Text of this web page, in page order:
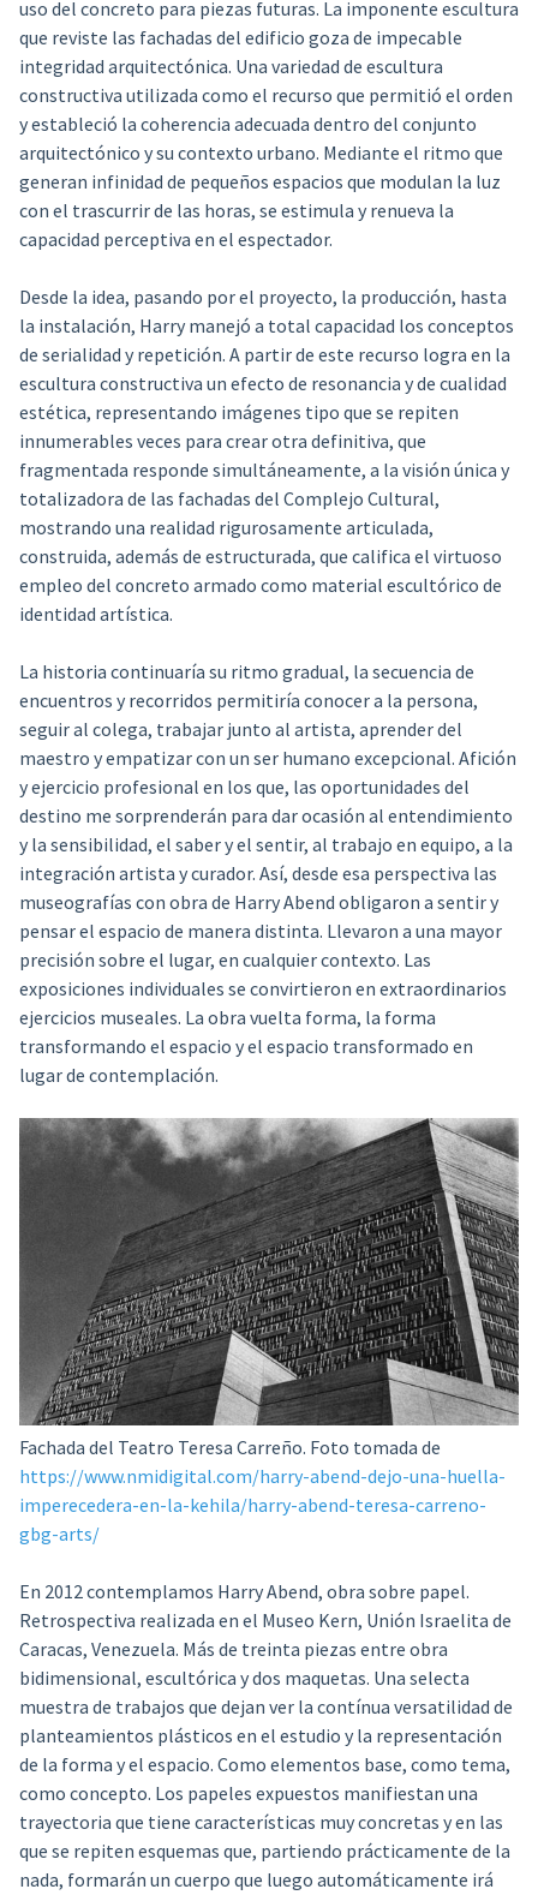
uso del concreto para piezas futuras. La imponente escultura
que reviste las fachadas del edificio goza de impecable
integridad arquitectónica. Una variedad de escultura
constructiva utilizada como el recurso que permitió el orden
y estableció la coherencia adecuada dentro del conjunto
arquitectónico y su contexto urbano. Mediante el ritmo que
generan infinidad de pequeños espacios que modulan la luz
con el trascurrir de las horas, se estimula y renueva la
capacidad perceptiva en el espectador.
Desde la idea, pasando por el proyecto, la producción, hasta
la instalación, Harry manejó a total capacidad los conceptos
de serialidad y repetición. A partir de este recurso logra en la
escultura constructiva un efecto de resonancia y de cualidad
estética, representando imágenes tipo que se repiten
innumerables veces para crear otra definitiva, que
fragmentada responde simultáneamente, a la visión única y
totalizadora de las fachadas del Complejo Cultural,
mostrando una realidad rigurosamente articulada,
construida, además de estructurada, que califica el virtuoso
empleo del concreto armado como material escultórico de
identidad artística.
La historia continuaría su ritmo gradual, la secuencia de
encuentros y recorridos permitiría conocer a la persona,
seguir al colega, trabajar junto al artista, aprender del
maestro y empatizar con un ser humano excepcional. Afición
y ejercicio profesional en los que, las oportunidades del
destino me sorprenderán para dar ocasión al entendimiento
y la sensibilidad, el saber y el sentir, al trabajo en equipo, a la
integración artista y curador. Así, desde esa perspectiva las
museografías con obra de Harry Abend obligaron a sentir y
pensar el espacio de manera distinta. Llevaron a una mayor
precisión sobre el lugar, en cualquier contexto. Las
exposiciones individuales se convirtieron en extraordinarios
ejercicios museales. La obra vuelta forma, la forma
transformando el espacio y el espacio transformado en
lugar de contemplación.
Fachada del Teatro Teresa Carreño. Foto tomada de
https://www.nmidigital.com/harry-abend-dejo-una-huella-
imperecedera-en-la-kehila/harry-abend-teresa-carreno-
gbg-arts/
En 2012 contemplamos Harry Abend, obra sobre papel.
Retrospectiva realizada en el Museo Kern, Unión Israelita de
Caracas, Venezuela. Más de treinta piezas entre obra
bidimensional, escultórica y dos maquetas. Una selecta
muestra de trabajos que dejan ver la contínua versatilidad de
planteamientos plásticos en el estudio y la representación
de la forma y el espacio. Como elementos base, como tema,
como concepto. Los papeles expuestos manifiestan una
trayectoria que tiene características muy concretas y en las
que se repiten esquemas que, partiendo prácticamente de la
nada, formarán un cuerpo que luego automáticamente irá